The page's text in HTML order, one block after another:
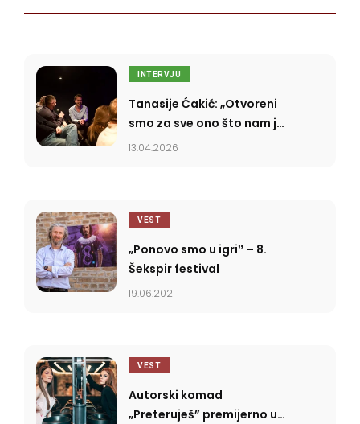
INTERVJU
Tanasije Ćakić: „Otvoreni
smo za sve ono što nam je
poznato, a rigidni smo
13.04.2026
VEST
„Ponovo smo u igriˮ – 8.
Šekspir festival
19.06.2021
VEST
Autorski komad
„Preteruješ” premijerno u